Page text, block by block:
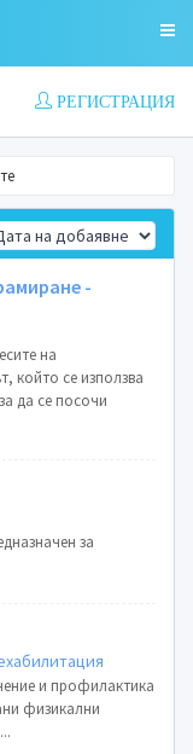
РЕГИСТРАЦИЯ
-
на
който се използва
да се посочи
и профилактика
физикални